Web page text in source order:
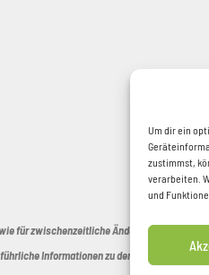
Um dir ein
zustimmst,
verarbeiten.
und
zwischenzeitliche Änderungen können
Informationen zu den einzelnen